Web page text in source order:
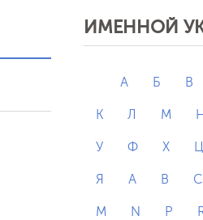
ИМЕННОЙ
А Б В
К Л М Н
У Ф Х Ц
Я A B C
M N P